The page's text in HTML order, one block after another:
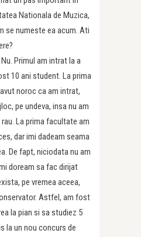
Nationala de Muzica,
se numeste ea acum. Ati
Primul am intrat la a
10 ani student. La prima
noroc ca am intrat,
pe undeva, insa nu am
La prima facultate am
dar imi dadeam seama
De fapt, niciodata nu am
doream sa fac dirijat
pe vremea aceea,
Astfel, am fost
la pian si sa studiez 5
la un nou concurs de